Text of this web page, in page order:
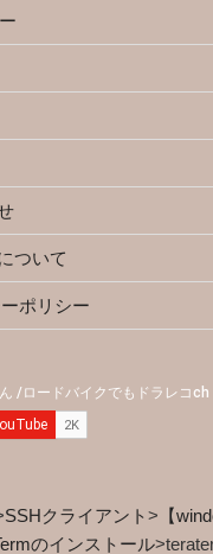
ついて
ポリシー
SSHクライアント> 【
のインストール>